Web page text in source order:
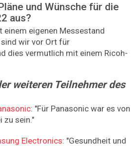
und Wünsche für die
aus?
einem eigenen Messestand
wir vor Ort für
dies vermutlich mit einem Ricoh-
weiteren Teilnehmer des
: "Für Panasonic war es von
zu sein."
Electronics: "Gesundheit und